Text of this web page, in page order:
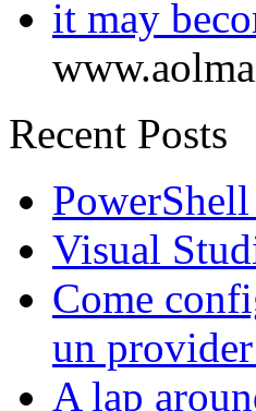
it may
Recent Posts
Visual
Come
un
A lap